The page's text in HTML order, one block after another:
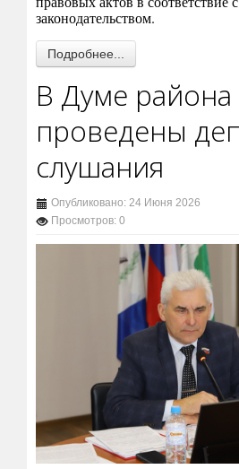
законодательством.
Подробнее...
В Думе района
проведены
слушания
Опубликовано: 24 Июня 2026
Просмотров: 0